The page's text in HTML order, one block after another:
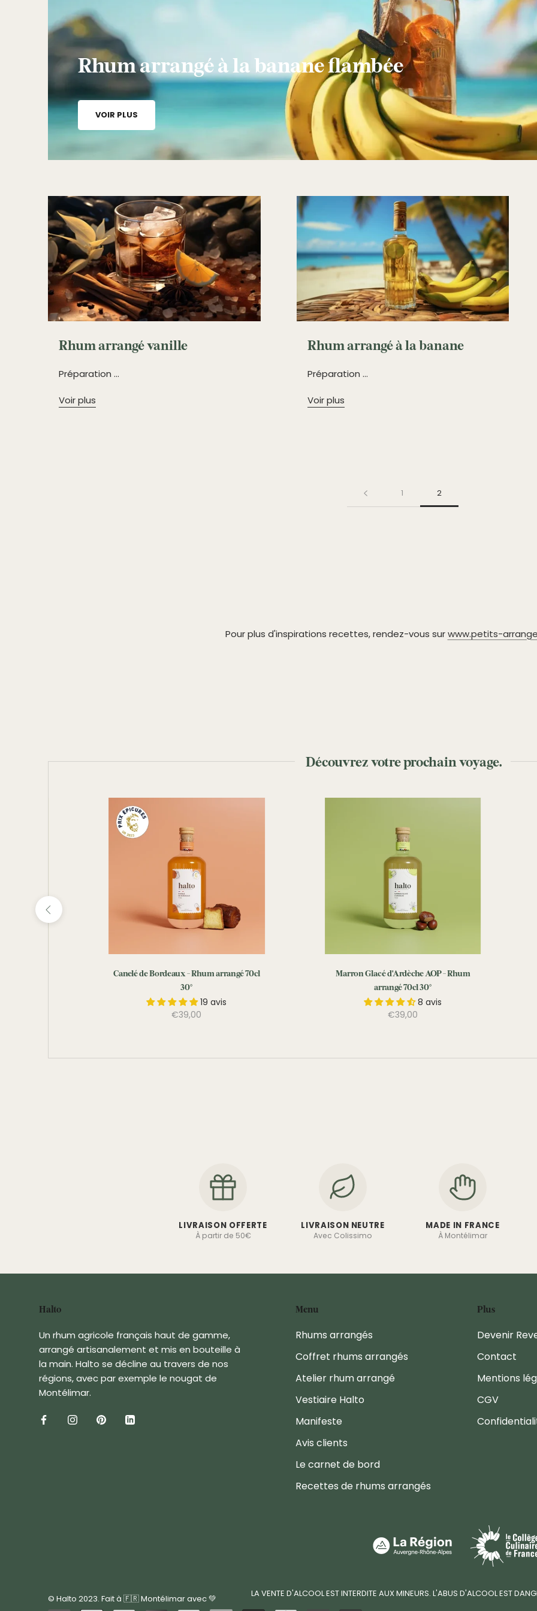
Rhum arrangé à la banane flambée
VOIR PLUS
Rhum arrangé vanille
Préparation ...
Voir plus
Rhum arrangé à la banane
Préparation ...
Voir plus
1 2
Pour plus d'inspirations recettes, rendez-vous surwww.petits-
Découvrez votre prochain voyage.
Canelé de Bordeaux - Rhum arrangé 70cl
30°
19 avis
€39,00
Marron Glacé d'Ardèche AOP - Rhum
arrangé 70cl 30°
8 avis
€39,00
LIVRAISON OFFERTE
À partir de 50€
LIVRAISON NEUTRE
Avec Colissimo
MADE IN FRANCE
À Montélimar
Halto
Un rhum agricole français haut de gamme,
arrangé artisanalement et mis en bouteille à
la main. Halto se décline au travers de nos
régions, avec par exemple le nougat de
Montélimar.
Menu
Rhums arrangés
Coffret rhums arrangés
Atelier rhum arrangé
Vestiaire Halto
Manifeste
Avis clients
Le carnet de bord
Recettes de rhums arrangés
Plus
Devenir
Contact
Mentions
CGV
© Halto 2023. Fait à 🇫🇷 Montélimar avec 💚 LA VENTE D'ALCOOL EST INTERDITE AUX MINEURS. L'ABUS D'ALCOOL EST